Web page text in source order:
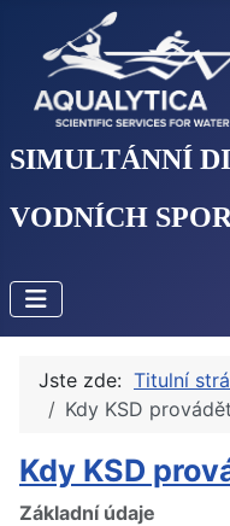
SIMULTÁNNÍ
VODNÍCH
Jste zde: Titulní
Kdy KSD
Kdy KSD
Základní údaje